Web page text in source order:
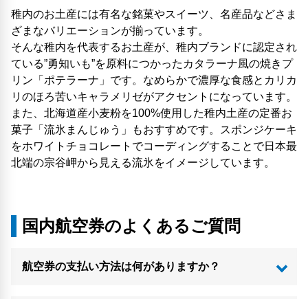
稚内のお土産には有名な銘菓やスイーツ、名産品などさま
ざまなバリエーションが揃っています。
そんな稚内を代表するお土産が、稚内ブランドに認定され
ている”勇知いも”を原料につかったカタラーナ風の焼きプ
リン「ポテラーナ」です。なめらかで濃厚な食感とカリカ
リのほろ苦いキャラメリゼがアクセントになっています。
また、北海道産小麦粉を100%使用した稚内土産の定番お
菓子「流氷まんじゅう」もおすすめです。スポンジケーキ
をホワイトチョコレートでコーディングすることで日本最
北端の宗谷岬から見える流氷をイメージしています。
国内航空券のよくあるご質問
航空券の支払い方法は何がありますか？